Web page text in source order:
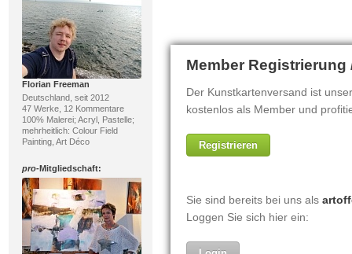
Florian Freeman
Deutschland, seit 2012
47 Werke, 12 Kommentare
100% Malerei; Acryl, Pastelle;
mehrheitlich: Colour Field
Painting, Art Déco
pro-Mitgliedschaft: